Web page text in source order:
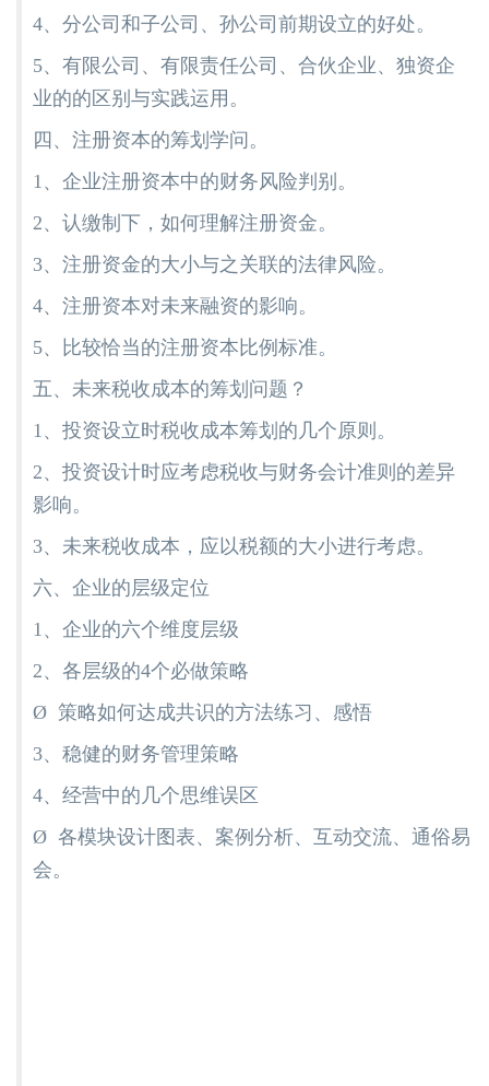
4、分公司和子公司、孙公司前期设立的好处。
5、有限公司、有限责任公司、合伙企业、独资企
业的的区别与实践运用。
四、注册资本的筹划学问。
1、企业注册资本中的财务风险判别。
2、认缴制下，如何理解注册资金。
3、注册资金的大小与之关联的法律风险。
4、注册资本对未来融资的影响。
5、比较恰当的注册资本比例标准。
五、未来税收成本的筹划问题？
1、投资设立时税收成本筹划的几个原则。
2、投资设计时应考虑税收与财务会计准则的差异
影响。
3、未来税收成本，应以税额的大小进行考虑。
六、企业的层级定位
1、企业的六个维度层级
2、各层级的4个必做策略
Ø 策略如何达成共识的方法练习、感悟
3、稳健的财务管理策略
4、经营中的几个思维误区
Ø 各模块设计图表、案例分析、互动交流、通俗易
会。